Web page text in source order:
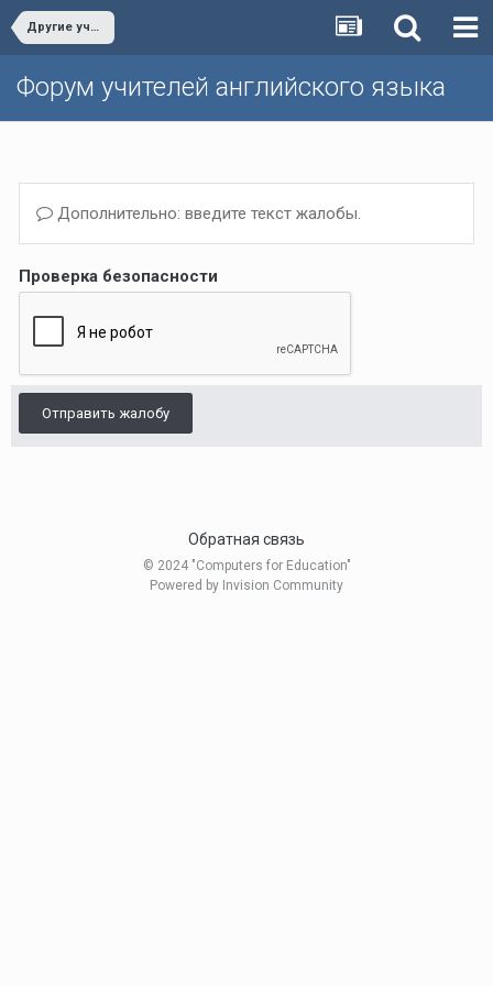
Другие учебники/Other textbooks
Форум учителей английского языка
Дополнительно: введите текст жалобы.
Проверка безопасности
Отправить жалобу
Обратная связь
© 2024 "Computers for Education"
Powered by Invision Community